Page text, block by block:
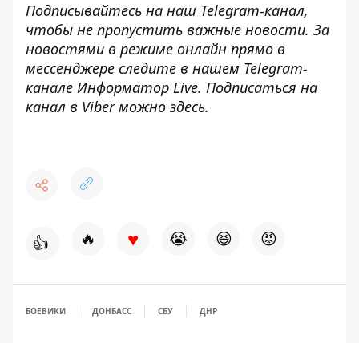
Подписывайтесь на наш Telegram-канал,
чтобы не пропустить важные новости. За
новостями в режиме онлайн прямо в
мессенджере следите в нашем Telegram-
канале Информатор Live. Подписаться на
канал в Viber можно здесь.
👍 🔥 ♥ 😭 😆 😡
БОЕВИКИ ДОНБАСС СБУ ДНР